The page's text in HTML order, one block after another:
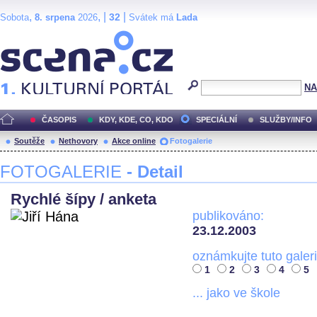
Sobota, 8. srpena2026, | 32 Svátek má Lada
ČASOPIS KDY, KDE, CO, KDO SPECIÁLNÍ SLUŽBY/INFO
Soutěže Nethovory Akce online Fotogalerie
FOTOGALERIE - Detail
Rychlé šípy / anketa
publikováno:
23.12.2003
oznámkujte tuto
1 2 3 4 5
... jako ve škole